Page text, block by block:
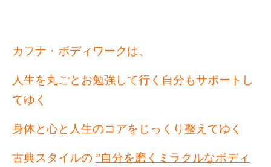
カフナ・ボディワークは、
人生を丸ごとお勉強して行く自分もサポートし
てゆく
身体と心と人生のコアをじっくり整えてゆく
古典スタイルの ”自分を磨くミラクルなボディ